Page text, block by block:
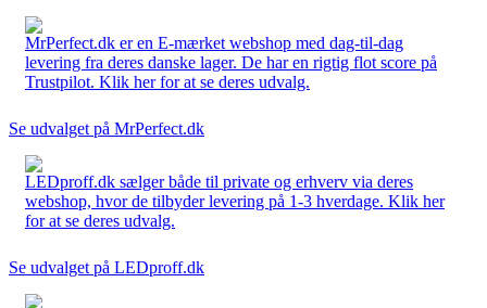
MrPerfect.dk er en E-mærket webshop med dag-til-dag
levering fra deres danske lager. De har en rigtig flot score på
Trustpilot. Klik her for at se deres udvalg.
Se udvalget på MrPerfect.dk
LEDproff.dk sælger både til private og erhverv via deres
webshop, hvor de tilbyder levering på 1-3 hverdage. Klik her
for at se deres udvalg.
Se udvalget på LEDproff.dk